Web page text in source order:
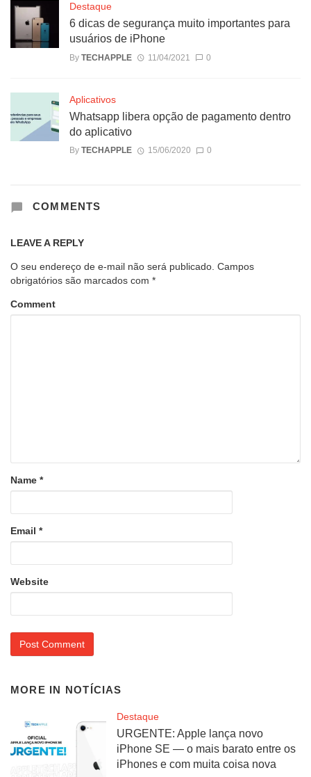
Destaque
6 dicas de segurança muito importantes para
usuários de iPhone
By TECHAPPLE 11/04/2021 0
Aplicativos
Whatsapp libera opção de pagamento dentro
do aplicativo
By TECHAPPLE 15/06/2020 0
COMMENTS
LEAVE A REPLY
O seu endereço de e-mail não será publicado. Campos
obrigatórios são marcados com *
Comment
Name *
Email *
Website
MORE IN NOTÍCIAS
Destaque
URGENTE: Apple lança novo
iPhone SE — o mais barato entre os
iPhones e com muita coisa nova